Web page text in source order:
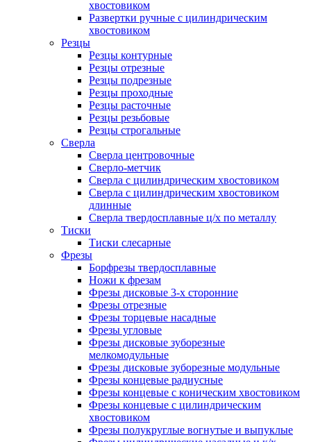
хвостовиком
Развертки ручные с цилиндрическим
хвостовиком
Резцы
Резцы контурные
Резцы отрезные
Резцы подрезные
Резцы проходные
Резцы расточные
Резцы резьбовые
Резцы строгальные
Сверла
Сверла центровочные
Сверло-метчик
Сверла с цилиндрическим хвостовиком
Сверла с цилиндрическим хвостовиком
длинные
Сверла твердосплавные ц/х по металлу
Тиски
Тиски слесарные
Фрезы
Борфрезы твердосплавные
Ножи к фрезам
Фрезы дисковые 3-х сторонние
Фрезы отрезные
Фрезы торцевые насадные
Фрезы угловые
Фрезы дисковые зуборезные
мелкомодульные
Фрезы дисковые зуборезные модульные
Фрезы концевые радиусные
Фрезы концевые с коническим хвостовиком
Фрезы концевые с цилиндрическим
хвостовиком
Фрезы полукруглые вогнутые и выпуклые